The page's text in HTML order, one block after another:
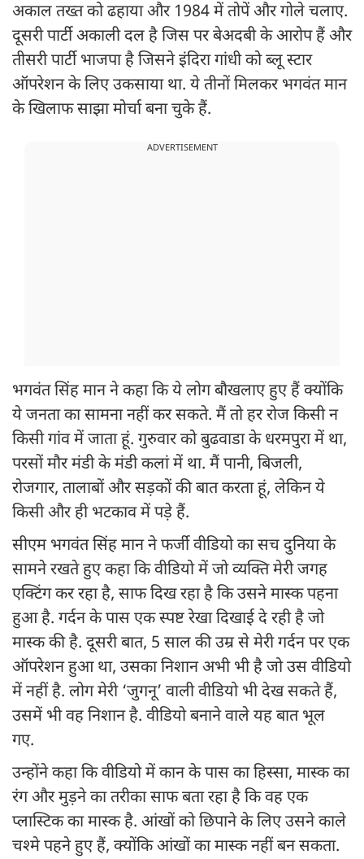
अकाल तख्त को ढहाया और 1984 में तोपें और गोले चलाए.
दूसरी पार्टी अकाली दल है जिस पर बेअदबी के आरोप हैं और
तीसरी पार्टी भाजपा है जिसने इंदिरा गांधी को ब्लू स्टार
ऑपरेशन के लिए उकसाया था. ये तीनों मिलकर भगवंत मान
के खिलाफ साझा मोर्चा बना चुके हैं.
ADVERTISEMENT
भगवंत सिंह मान ने कहा कि ये लोग बौखलाए हुए हैं क्योंकि
ये जनता का सामना नहीं कर सकते. मैं तो हर रोज किसी न
किसी गांव में जाता हूं. गुरुवार को बुढवाडा के धरमपुरा में था,
परसों मौर मंडी के मंडी कलां में था. मैं पानी, बिजली,
रोजगार, तालाबों और सड़कों की बात करता हूं, लेकिन ये
किसी और ही भटकाव में पड़े हैं.
सीएम भगवंत सिंह मान ने फर्जी वीडियो का सच दुनिया के
सामने रखते हुए कहा कि वीडियो में जो व्यक्ति मेरी जगह
एक्टिंग कर रहा है, साफ दिख रहा है कि उसने मास्क पहना
हुआ है. गर्दन के पास एक स्पष्ट रेखा दिखाई दे रही है जो
मास्क की है. दूसरी बात, 5 साल की उम्र से मेरी गर्दन पर एक
ऑपरेशन हुआ था, उसका निशान अभी भी है जो उस वीडियो
में नहीं है. लोग मेरी ‘जुगनू’ वाली वीडियो भी देख सकते हैं,
उसमें भी वह निशान है. वीडियो बनाने वाले यह बात भूल
गए.
उन्होंने कहा कि वीडियो में कान के पास का हिस्सा, मास्क का
रंग और मुड़ने का तरीका साफ बता रहा है कि वह एक
प्लास्टिक का मास्क है. आंखों को छिपाने के लिए उसने काले
चश्मे पहने हुए हैं, क्योंकि आंखों का मास्क नहीं बन सकता.